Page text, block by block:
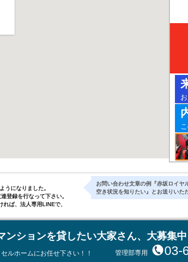
うになりました。
登録を行なって下さい。
ば、法人専用LINEで、
お問い合わせ文章の例『赤坂ロイ
空き状況を知りたい』とお送りいた
ンションを貸したい大家さん、大募集中
セルホームにお任せ下さい！！ 管理部専用 03-